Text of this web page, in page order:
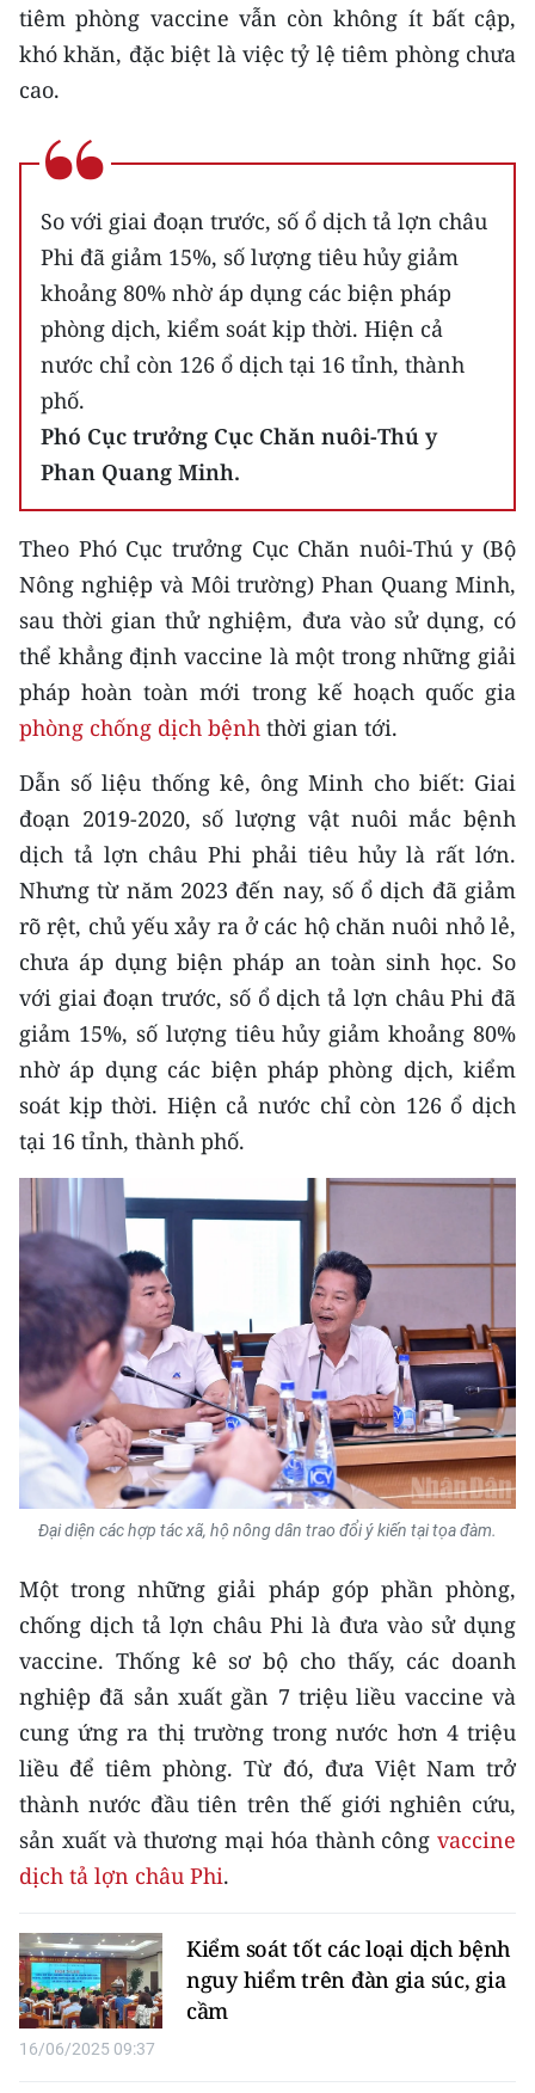
Media Du lịch
Media Thế giới
Media Giáo dục
Media Y tế
Media Khoa học - Công nghệ
Media Môi trường
Ảnh
Infographic
TIN MỚI
TIN ĐỊA PHƯƠNG
Trung du và miền núi phía Bắc
Đồng bằng sông Hồng
Bắc Trung Bộ
Duyên hải Nam Trung Bộ và Tây
Nguyên
Đông Nam Bộ
Đồng bằng sông Cửu Long
Chuyên trang Hà Nội
Chuyên trang TP. Hồ Chí Minh
CHUYÊN ĐỀ
CÁC CHUYÊN TRANG
VỀ BÁO NHÂN DÂN
THỜI NAY
NHÂN DÂN CUỐI TUẦN
NHÂN DÂN HẰNG THÁNG
MUA BÁO
ĐỌC BÁO IN
中文
FRANÇAIS
РУССКИЙ
ESPAÑOL
tiêm phòng vaccine vẫn còn không ít bất cập,
khó khăn, đặc biệt là việc tỷ lệ tiêm phòng chưa
cao.
So với giai đoạn trước, số ổ dịch tả lợn châu
Phi đã giảm 15%, số lượng tiêu hủy giảm
khoảng 80% nhờ áp dụng các biện pháp
phòng dịch, kiểm soát kịp thời. Hiện cả
nước chỉ còn 126 ổ dịch tại 16 tỉnh, thành
phố.
Phó Cục trưởng Cục Chăn nuôi-Thú y
Phan Quang Minh.
Theo Phó Cục trưởng Cục Chăn nuôi-Thú y (Bộ
Nông nghiệp và Môi trường) Phan Quang Minh,
sau thời gian thử nghiệm, đưa vào sử dụng, có
thể khẳng định vaccine là một trong những giải
pháp hoàn toàn mới trong kế hoạch quốc gia
phòng chống dịch bệnh thời gian tới.
Dẫn số liệu thống kê, ông Minh cho biết: Giai
đoạn 2019-2020, số lượng vật nuôi mắc bệnh
dịch tả lợn châu Phi phải tiêu hủy là rất lớn.
Nhưng từ năm 2023 đến nay, số ổ dịch đã giảm
rõ rệt, chủ yếu xảy ra ở các hộ chăn nuôi nhỏ lẻ,
chưa áp dụng biện pháp an toàn sinh học. So
với giai đoạn trước, số ổ dịch tả lợn châu Phi đã
giảm 15%, số lượng tiêu hủy giảm khoảng 80%
nhờ áp dụng các biện pháp phòng dịch, kiểm
soát kịp thời. Hiện cả nước chỉ còn 126 ổ dịch
tại 16 tỉnh, thành phố.
Đại diện các hợp tác xã, hộ nông dân trao đổi ý kiến tại tọa đàm.
Một trong những giải pháp góp phần phòng,
chống dịch tả lợn châu Phi là đưa vào sử dụng
vaccine. Thống kê sơ bộ cho thấy, các doanh
nghiệp đã sản xuất gần 7 triệu liều vaccine và
cung ứng ra thị trường trong nước hơn 4 triệu
liều để tiêm phòng. Từ đó, đưa Việt Nam trở
thành nước đầu tiên trên thế giới nghiên cứu,
sản xuất và thương mại hóa thành công vaccine
dịch tả lợn châu Phi.
Kiểm soát tốt các loại dịch bệnh
nguy hiểm trên đàn gia súc, gia
cầm
16/06/2025 09:37